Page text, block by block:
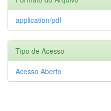
application/pdf
Tipo de Acesso
Acesso Aberto